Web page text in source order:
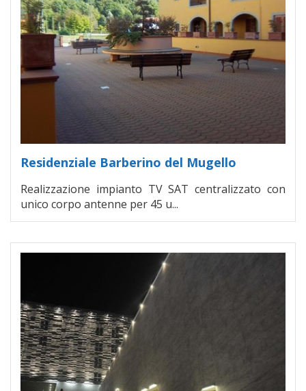
Residenziale Barberino del Mugello
Realizzazione impianto TV SAT centralizzato con
unico corpo antenne per 45 u...